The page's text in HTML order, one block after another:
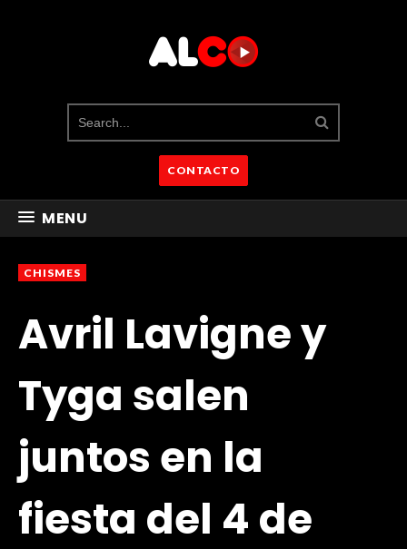
CONTACTO
MENU
CHISMES
Avril Lavigne y
Tyga salen
juntos en la
fiesta del 4 de